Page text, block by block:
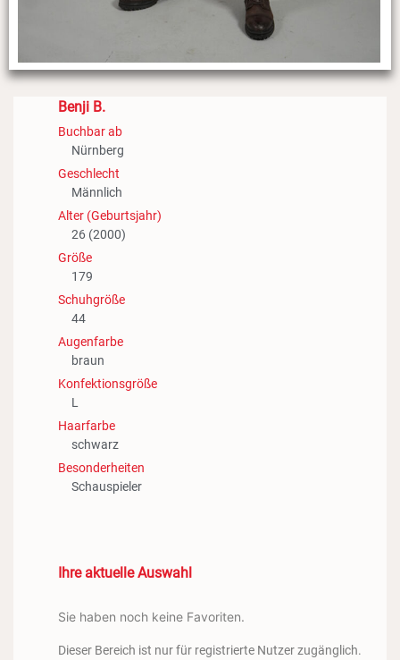
Benji B.
Buchbar ab
Nürnberg
Geschlecht
Männlich
Alter (Geburtsjahr)
26 (2000)
Größe
179
Schuhgröße
44
Augenfarbe
braun
Konfektionsgröße
L
Haarfarbe
schwarz
Besonderheiten
Schauspieler
Ihre aktuelle Auswahl
Sie haben noch keine Favoriten.
Dieser Bereich ist nur für registrierte Nutzer zugänglich.